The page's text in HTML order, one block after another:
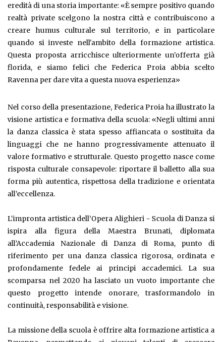
eredità di una storia importante: «È sempre positivo quando
realtà private scelgono la nostra città e contribuiscono a
creare humus culturale sul territorio, e in particolare
quando si investe nell'ambito della formazione artistica.
Questa proposta arricchisce ulteriormente un’offerta già
florida, e siamo felici che Federica Proia abbia scelto
Ravenna per dare vita a questa nuova esperienza»
Nel corso della presentazione, Federica Proia ha illustrato la
visione artistica e formativa della scuola: «Negli ultimi anni
la danza classica è stata spesso affiancata o sostituita da
linguaggi che ne hanno progressivamente attenuato il
valore formativo e strutturale. Questo progetto nasce come
risposta culturale consapevole: riportare il balletto alla sua
forma più autentica, rispettosa della tradizione e orientata
all’eccellenza.
L’impronta artistica dell’Opera Alighieri - Scuola di Danza si
ispira alla figura della Maestra Brunati, diplomata
all’Accademia Nazionale di Danza di Roma, punto di
riferimento per una danza classica rigorosa, ordinata e
profondamente fedele ai principi accademici. La sua
scomparsa nel 2020 ha lasciato un vuoto importante che
questo progetto intende onorare, trasformandolo in
continuità, responsabilità e visione.
La missione della scuola è offrire alta formazione artistica a